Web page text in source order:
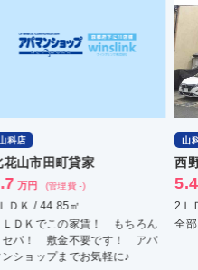
山科店
西野貸家
5.4 万円 (管理費 3,000円)
2ＬＤＫ / 46.45㎡
全部屋フローリング♪